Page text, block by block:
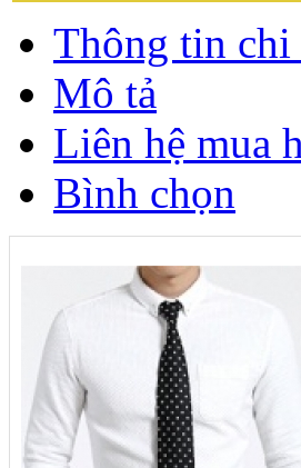
Thông tin chi
Mô tả
Liên hệ mua
Bình chọn